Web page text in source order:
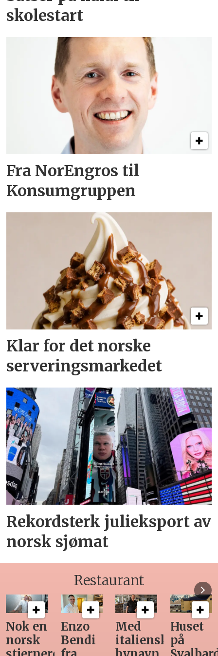
skolestart
Fra NorEngros til
Konsumgruppen
Klar for det norske
serveringsmarkedet
Rekordsterk julieksport av
norsk sjømat
Restaurant
Med
italiensk
Huset
på
Ny
teknologi
Siste
Horeca-